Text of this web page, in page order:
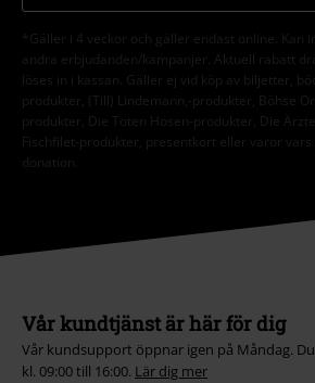
*Gäller i 4 veckor och gäller endast online. Kan
andra erbjudanden/kampanjer. Aktuell rabatt
löses in i kassan. Gäller ej vid köp av biljetter,
produkter, (Till) Lindemann,-produkter, Böhse
produkter, Die Toten Hosen-produkter, Die
Fischfilet-produkter, presentkort eller varor vars
donation.
Vår kundtjänst är här för dig
Vår kundsupport öppnar igen på Måndag.
kl. 09:00 till 16:00. Lär dig mer